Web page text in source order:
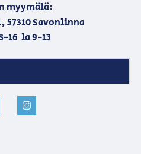
myymälä:
57310 Savonlinna
16 la 9-13